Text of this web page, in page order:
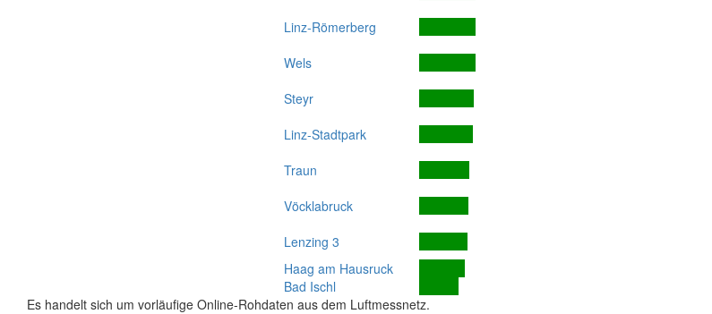
Linz-Römerberg
Wels
Steyr
Linz-Stadtpark
Traun
Vöcklabruck
Lenzing 3
Haag am Hausruck
Bad Ischl
Es handelt sich um vorläufige Online-Rohdaten aus dem Luftmessnetz.